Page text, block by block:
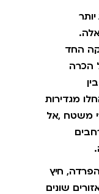
החד
הכרה
מגדירות
משטח ,אל
הפרדה, חיץ
שונים